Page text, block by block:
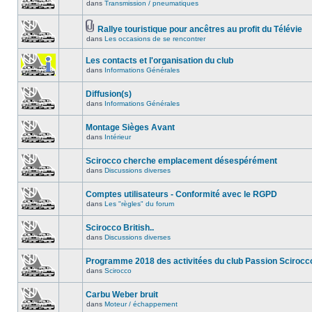
dans Transmission / pneumatiques
Rallye touristique pour ancêtres au profit du Télévie
dans Les occasions de se rencontrer
Les contacts et l'organisation du club
dans Informations Générales
Diffusion(s)
dans Informations Générales
Montage Sièges Avant
dans Intérieur
Scirocco cherche emplacement désespérément
dans Discussions diverses
Comptes utilisateurs - Conformité avec le RGPD
dans Les "règles" du forum
Scirocco British..
dans Discussions diverses
Programme 2018 des activitées du club Passion
dans Scirocco
Carbu Weber bruit
dans Moteur / échappement